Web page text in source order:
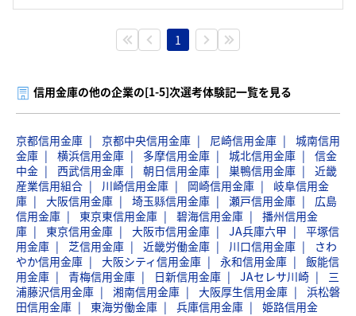
1
信用金庫の他の企業の[1-5]次選考体験記一覧を見る
京都信用金庫 京都中央信用金庫 尼崎信用金庫
城南信用
金庫
横浜信用金庫 多摩信用金庫 城北信用金庫
信金
中金
西武信用金庫 朝日信用金庫 巣鴨信用金庫
近畿
産業信用組合
川崎信用金庫 岡崎信用金庫
岐阜信用金
庫
大阪信用金庫 埼玉縣信用金庫 瀬戸信用金庫
広島
信用金庫
東京東信用金庫 碧海信用金庫
播州信用金
庫
東京信用金庫 大阪市信用金庫 JA兵庫六甲
平塚信
用金庫
芝信用金庫 近畿労働金庫 川口信用金庫
さわ
やか信用金庫
大阪シティ信用金庫 永和信用金庫
飯能信
用金庫
青梅信用金庫 日新信用金庫 JAセレサ川崎
三
浦藤沢信用金庫
湘南信用金庫 大阪厚生信用金庫
浜松磐
田信用金庫
東海労働金庫 兵庫信用金庫
姫路信用金